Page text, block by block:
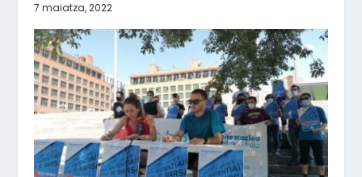
7 maiatza, 2022